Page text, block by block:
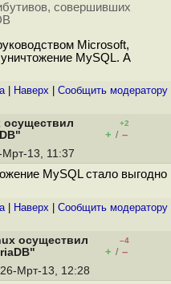
совершивших
Microsoft,
MySQL. А
| Наверх Cообщить модератору
осуществил
+2
+ / –
Мрт-13, 11:37
MySQL стало выгодно
| Наверх Cообщить модератору
осуществил
–4
+ / –
Мрт-13, 12:28